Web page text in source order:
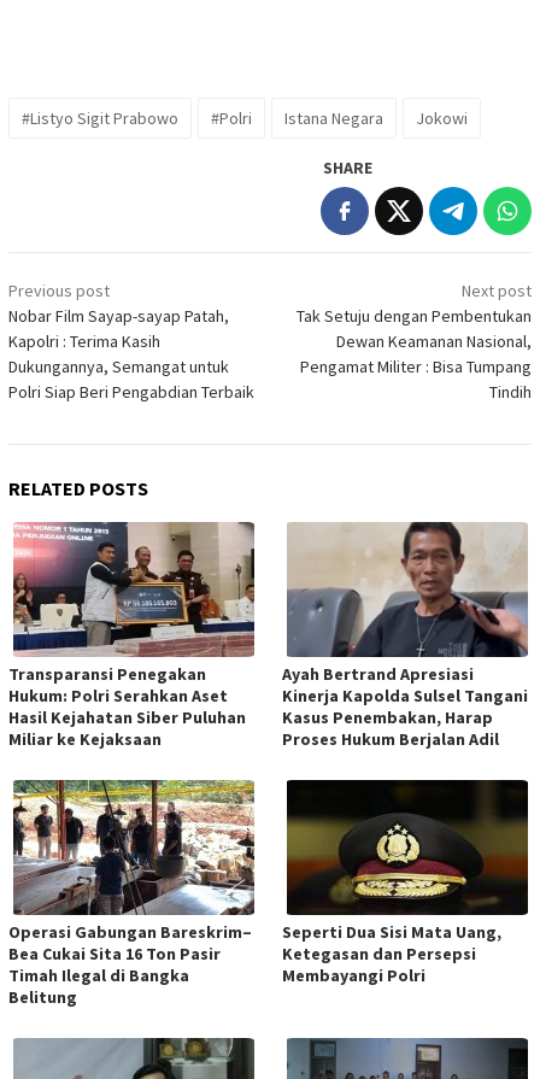
#Listyo Sigit Prabowo #Polri Istana Negara Jokowi
SHARE
Post
navigation
Previous post
Nobar Film Sayap-sayap Patah,
Kapolri : Terima Kasih
Dukungannya, Semangat untuk
Polri Siap Beri Pengabdian Terbaik
Next post
Tak Setuju dengan Pembentukan
Dewan Keamanan Nasional,
Pengamat Militer : Bisa Tumpang
Tindih
RELATED POSTS
Transparansi Penegakan
Hukum: Polri Serahkan Aset
Hasil Kejahatan Siber Puluhan
Miliar ke Kejaksaan
Ayah Bertrand Apresiasi
Kinerja Kapolda Sulsel Tangani
Kasus Penembakan, Harap
Proses Hukum Berjalan Adil
Operasi Gabungan Bareskrim–
Bea Cukai Sita 16 Ton Pasir
Timah Ilegal di Bangka
Belitung
Seperti Dua Sisi Mata Uang,
Ketegasan dan Persepsi
Membayangi Polri